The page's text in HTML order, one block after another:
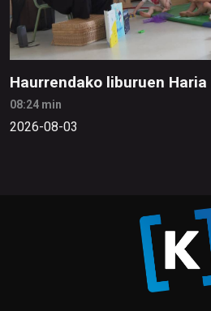
Haurrendako liburuen Haria
08:24 min
2026-08-03